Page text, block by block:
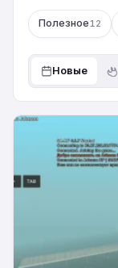
Полезное12
Новые
Скачать
Launcher
на